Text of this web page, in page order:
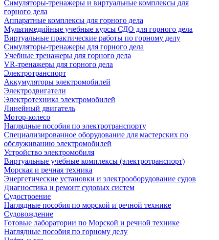
Симуляторы-тренажеры и виртуальные комплексы для
горного дела
Аппаратные комплексы для горного дела
Мультимедийные учебные курсы СДО для горного дела
Виртуальные практические работы по горному делу
Симуляторы-тренажеры для горного дела
Учебные тренажеры для горного дела
VR-тренажеры для горного дела
Электротранспорт
Аккумуляторы электромобилей
Электродвигатели
Электротехника электромобилей
Линейный двигатель
Мотор-колесо
Наглядные пособия по электротранспорту
Специализированное оборудование для мастерских по
обслуживанию электромобилей
Устройство электромобиля
Виртуальные учебные комплексы (электротранспорт)
Морская и речная техника
Энергетические установки и электрооборудование судов
Диагностика и ремонт судовых систем
Судостроение
Наглядные пособия по морской и речной технике
Судовождение
Готовые лаборатории по Морской и речной технике
Наглядные пособия по горному делу